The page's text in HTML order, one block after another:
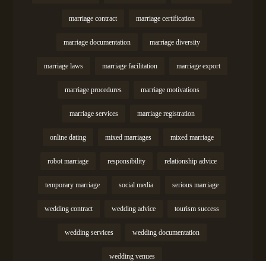
marriage certification
marriage contract
marriage diversity
marriage documentation
marriage export
marriage facilitation
marriage laws
marriage motivations
marriage procedures
marriage registration
marriage services
mixed marriage
mixed marriages
online dating
relationship advice
responsibility
robot marriage
serious marriage
social media
temporary marriage
tourism success
wedding advice
wedding contract
wedding documentation
wedding services
wedding venues